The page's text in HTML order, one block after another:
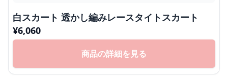
白スカート 透かし編みレースタイトスカート
¥6,060
商品の詳細を見る